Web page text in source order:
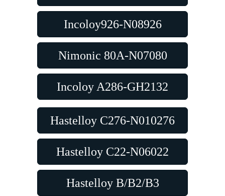
Incoloy926-N08926
Nimonic 80A-N07080
Incoloy A286-GH2132
Hastelloy C276-N010276
Hastelloy C22-N06022
Hastelloy B/B2/B3